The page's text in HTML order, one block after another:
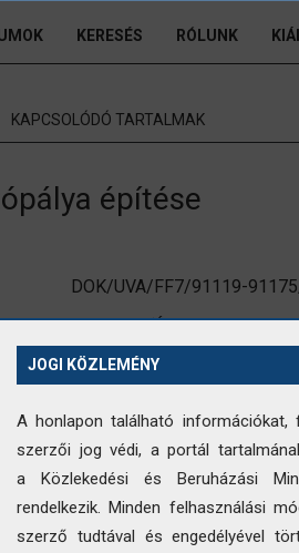
KERESÉS RÓLUNK
KAPCSOLÓDÓ TARTALMAK
építése
DOK/UVA/FF7/91119-
UVATERV (Út-, Vasúttervező
nincs adat
nincs adat
90x120mm
Infrastruktúra-fejlesztés
JOGI KÖZLEMÉNY
A honlapon található információkat,
szerzői jog védi, a portál
a Közlekedési és Beruházási
rendelkezik. Minden felhasználási
szerző tudtával és engedélyével